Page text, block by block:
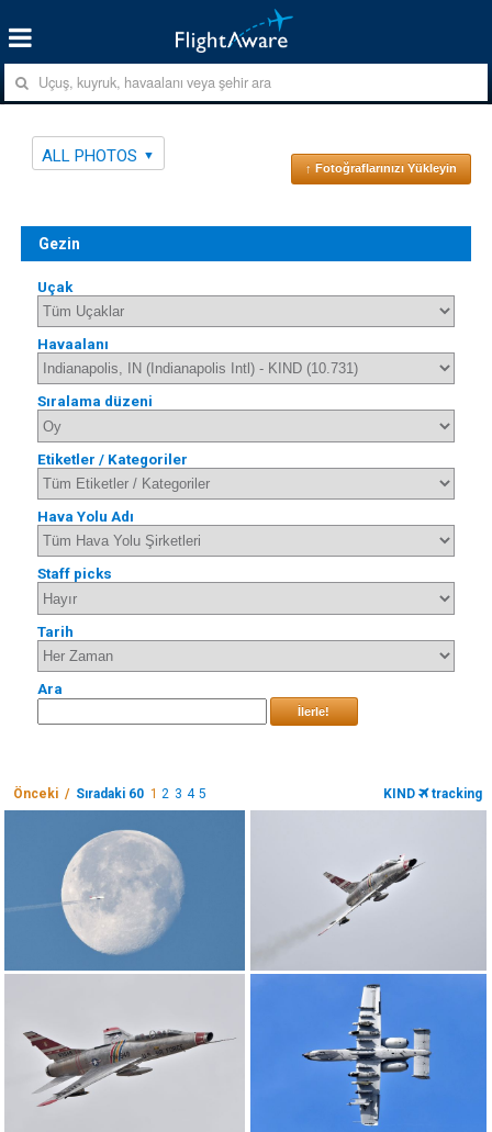
ALL PHOTOS
↑ Fotoğraflarınızı Yükleyin
Gezin
Uçak
Havaalanı
Sıralama düzeni
Etiketler / Kategoriler
Hava Yolu Adı
Staff picks
Tarih
Ara
İlerle!
Önceki / Sıradaki 60 1 2 3 4 5 KIND tracking